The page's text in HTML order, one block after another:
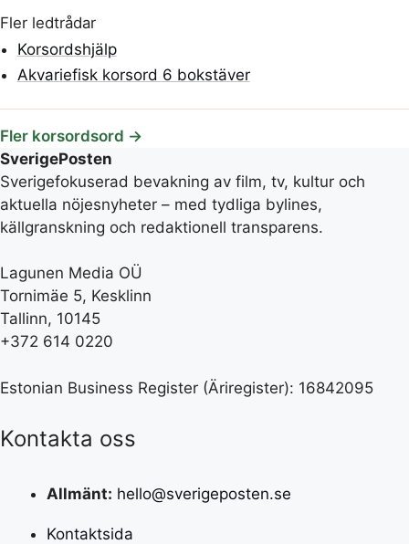
Fler ledtrådar
Korsordshjälp
Akvariefisk korsord 6 bokstäver
Fler korsordsord →
SverigePosten
Sverigefokuserad bevakning av film, tv, kultur och
aktuella nöjesnyheter – med tydliga bylines,
källgranskning och redaktionell transparens.
Lagunen Media OÜ
Tornimäe 5, Kesklinn
Tallinn, 10145
+372 614 0220
Estonian Business Register (Äriregister): 16842095
Kontakta oss
Allmänt: hello@sverigeposten.se
Kontaktsida